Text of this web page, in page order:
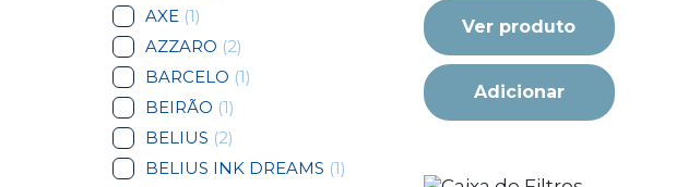
AXE (1)
AZZARO (2)
BARCELO (1)
BEIRÃO (1)
BELIUS (2)
BELIUS INK DREAMS (1)
Ver produto
Adicionar